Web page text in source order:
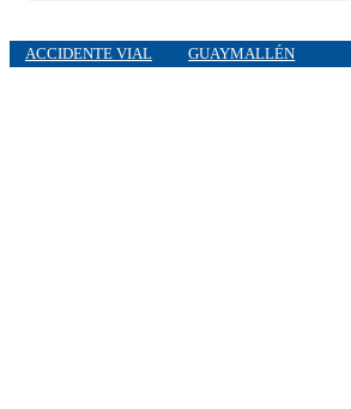
ACCIDENTE VIAL GUAYMALLÉN